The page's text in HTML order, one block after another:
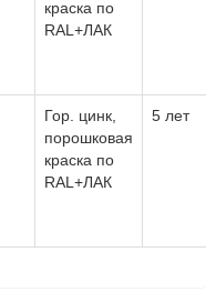
краска по
RAL+ЛАК
Гор. цинк,
порошковая
краска по
RAL+ЛАК
5 лет